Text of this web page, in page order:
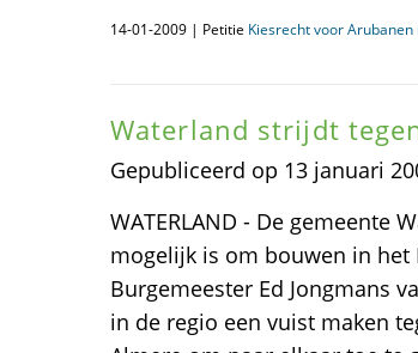
14-01-2009 | Petitie Kiesrecht voor
Waterland strijdt
Gepubliceerd op 13 januari
WATERLAND - De gemeente
mogelijk is om bouwen in het
Burgemeester Ed Jongmans
in de regio een vuist maken